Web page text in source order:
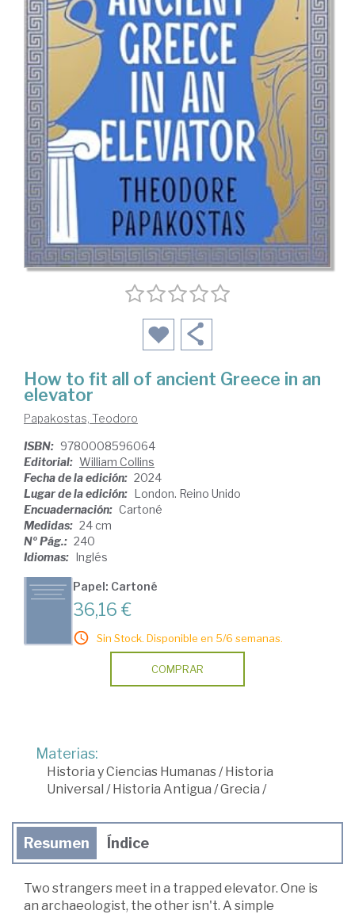
How to fit all of ancient Greece in an
elevator
Papakostas, Teodoro
ISBN: 9780008596064
Editorial: William Collins
Fecha de la edición: 2024
Lugar de la edición: London. Reino Unido
Encuadernación: Cartoné
Medidas: 24 cm
Nº Pág.: 240
Idiomas: Inglés
Papel: Cartoné
36,16 €
Sin Stock. Disponible en 5/6 semanas.
COMPRAR
Materias:
Historia y Ciencias Humanas/Historia
Universal /Historia Antigua /Grecia /
Resumen Índice
Two strangers meet in a trapped elevator. One is
an archaeologist, the other isn't. A simple